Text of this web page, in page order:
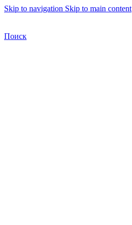
Skip to navigation Skip to main content
Поиск